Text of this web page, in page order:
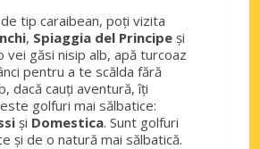
tip caraibean, poți vizita
, Spiaggia del Principe și
vei găsi nisip alb, apă turcoaz
pentru a te scălda fără
dacă cauți aventură, îți
golfuri mai sălbatice:
și Domestica. Sunt golfuri
și de o natură mai sălbatică.